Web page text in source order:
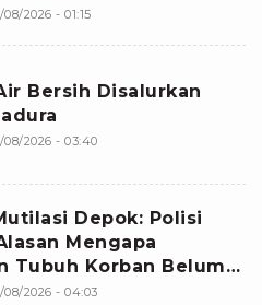
08/2026 - 01:15
Bersih Disalurkan
08/2026 - 03:40
Depok: Polisi
Mengapa
Tubuh Korban Belum
08/2026 - 04:03